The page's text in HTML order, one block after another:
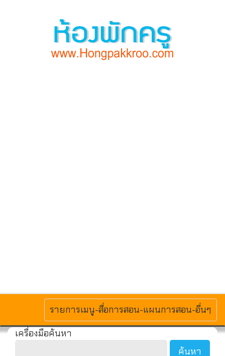
MENU
รายการเมนู-สื่อการสอน-แผนการสอน-อื่นๆ
เครื่องมือค้นหา